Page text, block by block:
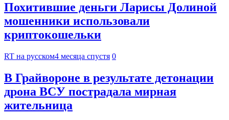
Похитившие деньги Ларисы Долиной
мошенники использовали
криптокошельки
RT на русском4 месяца спустя 0
В Грайвороне в результате детонации
дрона ВСУ пострадала мирная
жительница